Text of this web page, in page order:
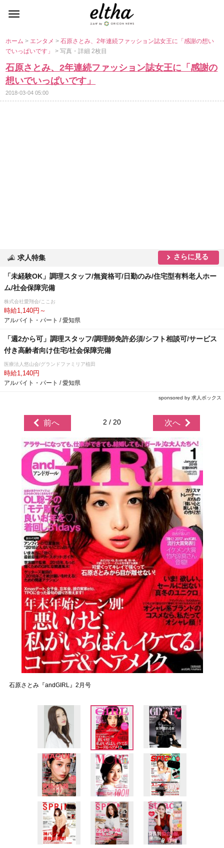
ホーム> エンタメ>石原さとみ、2年連続ファッション誌女王に「感謝の想い
でいっぱいです」> 写真・詳細 2枚目
石原さとみ、2年連続ファッション誌女王に「感謝の
想いでいっぱいです」
2018-03-04 05:00
求人特集 さらに見る
「未経験OK」調理スタッフ/無資格可/日勤のみ/住宅型有料老人ホー
ム/社会保障完備
株式会社愛翔会/ここお
時給1,140円～
アルバイト・パート / 愛知県
「週2から可」調理スタッフ/調理師免許必須/シフト相談可/サービス
付き高齢者向け住宅/社会保障完備
医療法人悠山会/グランドファミリア植田
時給1,140円
アルバイト・パート / 愛知県
sponsored by 求人ボックス
前へ 2 / 20 次へ
石原さとみ『andGIRL』2月号